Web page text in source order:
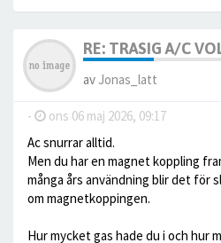
RE: TRASIG A/C
av Jonas_latt
- ons 06 maj 2026, 09:17
Ac snurrar alltid.
Men du har en magnet koppling
många års användning blir det för
om magnetkoppingen.
Hur mycket gas hade du i och hur